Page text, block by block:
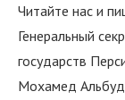
Читайте нас и
Генеральный
государств
Мохамед